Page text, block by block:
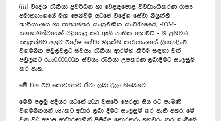
(iii) විදේශ රැකියා ප්‍රවර්ධන හා වෙළඳපොළ විවිධාංගිකරණ රාජ්‍ය
අමාත්‍යාංශයේ මඟ පෙන්වීම යටතේ විදේශ සේවා නියුක්ති
කාර්යාංශය හා ජාත්‍යන්තර සංක්‍රමණික සංවිධානයේ, -IOM-
සහභාගිත්වයෙන් පිළියෙළ කර ඇති ජාතික කොවිඩ් - 19 ප්‍රතිචාර
සැලැස්මට අනුව විදේශ සේවා නියුක්ති කාර්යාංශයේ ලියාපදිංචි
විගමනික පවුල්වලට ස්වයං රැකියා ආරම්භ කිරීම සඳහා එක්
පවුලකට රු.50,000.00ක ස්වයං රැකියා උපකරණ ලබාදීමට සැලසුම්
කර ඇත.
මේ වන විට කොටසකට ඒවා ලබා දීලා තිබෙනවා.
මෙහි පළමු අදියර යටතේ 2021 වසරේ පෙරළා සිය රට පැමිණි
විගමනිකයන් 587කට අධාර ලබා දීමට සැලසුම් කර ඇති අතර, මේ
වන විට අදාළ ආධාරලාභින් පිළිබඳ තොරතුරු තහවුරු කර ගැනීමේ